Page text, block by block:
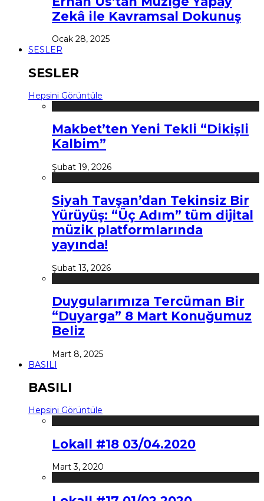
Zekâ ile Kavramsal Dokunuş
Ocak 28, 2025
SESLER
SESLER
Hepsini Görüntüle
Makbet’ten Yeni Tekli “Dikişli
Kalbim”
Şubat 19, 2026
Siyah Tavşan’dan Tekinsiz Bir
Yürüyüş: “Üç Adım” tüm dijital
müzik platformlarında
yayında!
Şubat 13, 2026
Duygularımıza Tercüman Bir
“Duyarga” 8 Mart Konuğumuz
Beliz
Mart 8, 2025
BASILI
BASILI
Hepsini Görüntüle
Lokall #18 03/04.2020
Mart 3, 2020